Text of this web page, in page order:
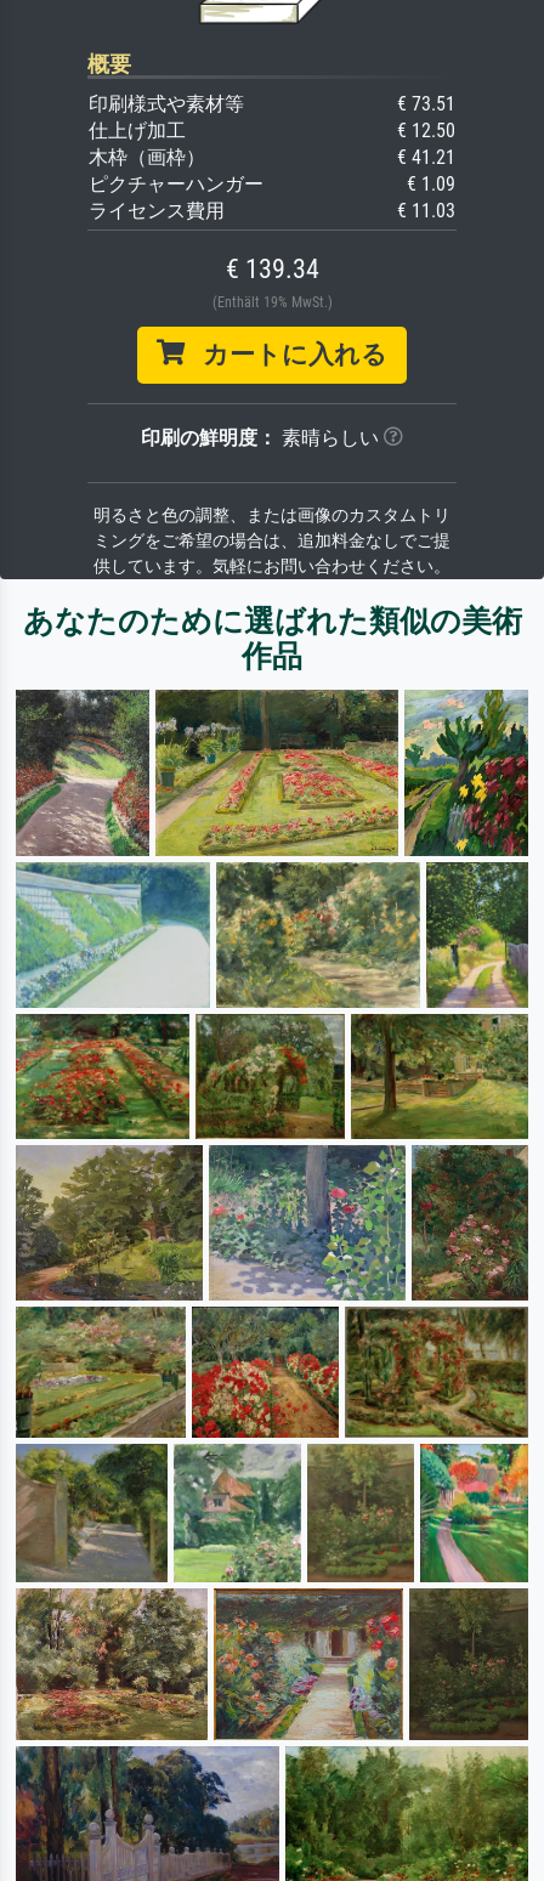
概要
印刷様式や素材等
€ 73.51
仕上げ加工
€ 12.50
木枠（画枠）
€ 41.21
ピクチャーハンガー
€ 1.09
ライセンス費用
€ 11.03
€ 139.34
(Enthält 19% MwSt.)
カートに入れる
印刷の鮮明度： 素晴らしい
明るさと色の調整、または画像のカスタムトリ
ミングをご希望の場合は、追加料金なしでご提
供しています。気軽にお問い合わせください。
あなたのために選ばれた類似の美術
作品